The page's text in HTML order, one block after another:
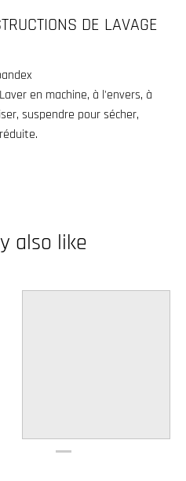
DE LAVAGE
en machine, à l'envers, à
suspendre pour sécher,
also like